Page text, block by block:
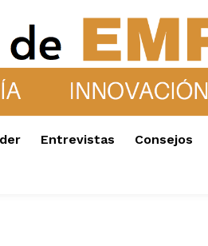
Entrevistas Consejos